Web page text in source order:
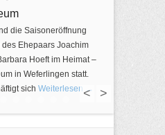
die Saisoneröffnung
Ehepaars Joachim
Hoeft im Heimat –
in Weferlingen statt.
sich Weiterlesen →
< >